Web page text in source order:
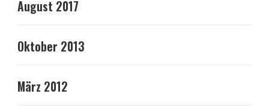
August 2017
Oktober 2013
März 2012